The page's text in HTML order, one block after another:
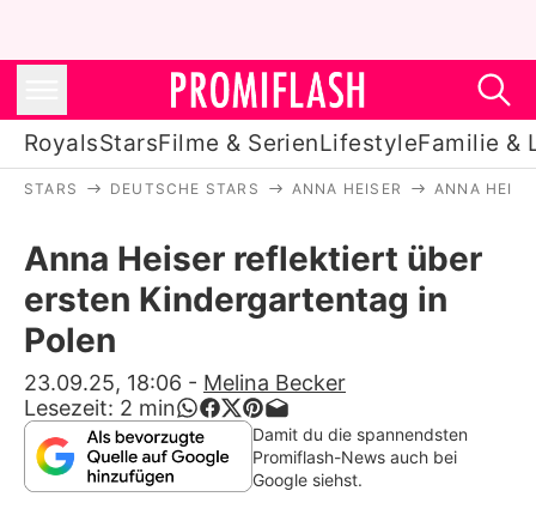
RoyalsStarsFilme & SerienLifestyleFamilie &
Stars
Filme & Serien
Lifestyle
Familie & Liebe
Promiflash Exklusiv
STARS DEUTSCHE STARS ANNA HEISER ANNA
Anna Heiser reflektiert über
ersten Kindergartentag in
Polen
23.09.25, 18:06 - Melina Becker
Lesezeit: 2 min
Damit du die spannendsten
Promiflash-News auch bei
Google siehst.